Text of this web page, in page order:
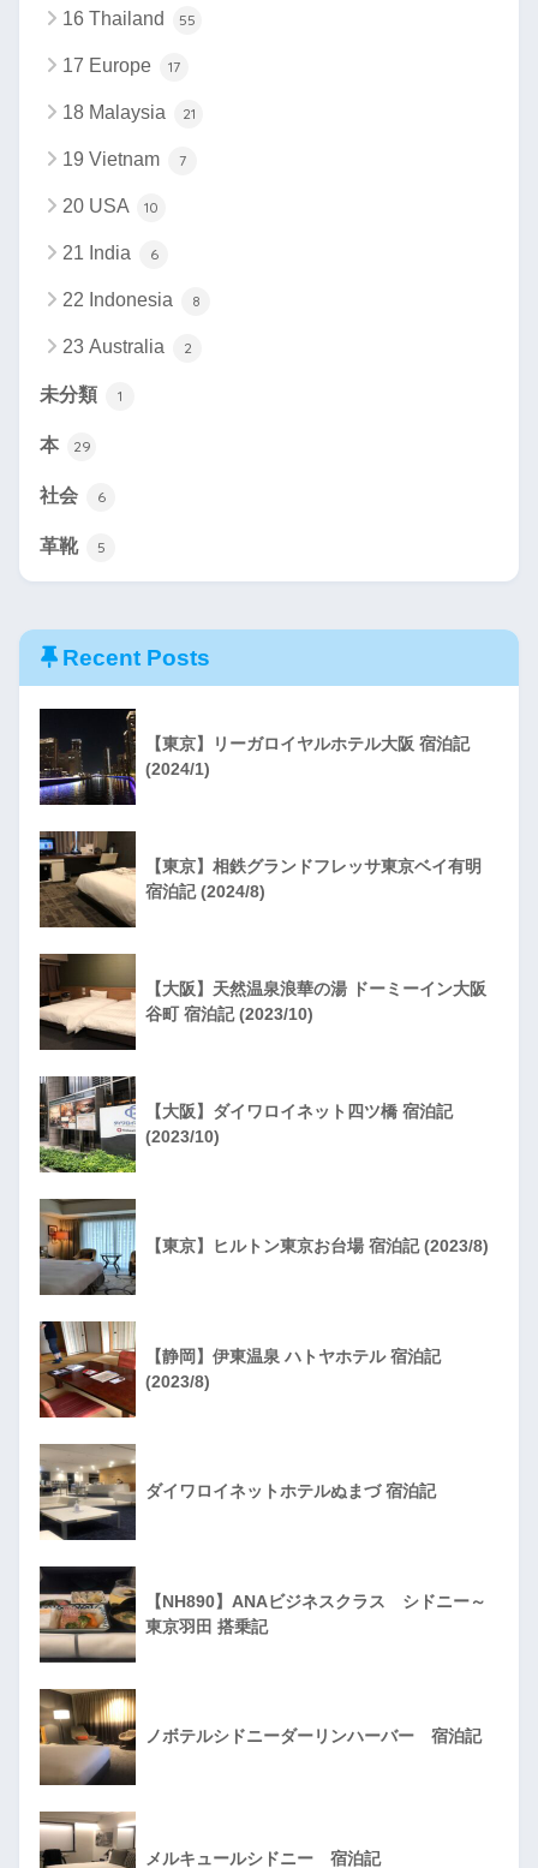
16 Thailand 55
17 Europe 17
18 Malaysia 21
19 Vietnam 7
20 USA 10
21 India 6
22 Indonesia 8
23 Australia 2
未分類 1
本 29
社会 6
革靴 5
Recent Posts
【東京】リーガロイヤルホテル大阪 宿泊記
(2024/1)
【東京】相鉄グランドフレッサ東京ベイ有明
宿泊記 (2024/8)
【大阪】天然温泉浪華の湯 ドーミーイン大阪
谷町 宿泊記 (2023/10)
【大阪】ダイワロイネット四ツ橋 宿泊記
(2023/10)
【東京】ヒルトン東京お台場 宿泊記 (2023/8)
【静岡】伊東温泉 ハトヤホテル 宿泊記
(2023/8)
ダイワロイネットホテルぬまづ 宿泊記
【NH890】ANAビジネスクラス シドニー～
東京羽田 搭乗記
ノボテルシドニーダーリンハーバー 宿泊記
メルキュールシドニー 宿泊記